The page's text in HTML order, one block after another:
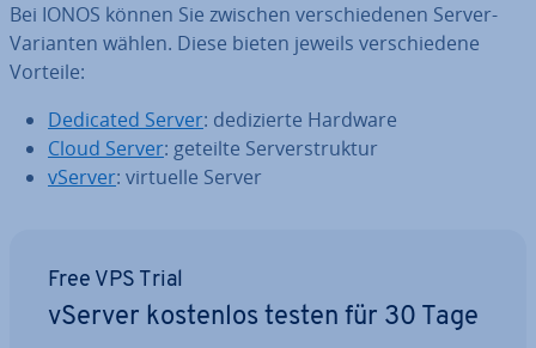
Bei IONOS können Sie zwischen ver­schie­de­nen Server-
Varianten wählen. Diese bieten jeweils ver­schie­de­ne
Vorteile:
Dedicated Server: de­di­zier­te Hardware
Cloud Server: geteilte Ser­ver­struk­tur
vServer: virtuelle Server
Free VPS Trial
vServer kostenlos testen für 30 Tage